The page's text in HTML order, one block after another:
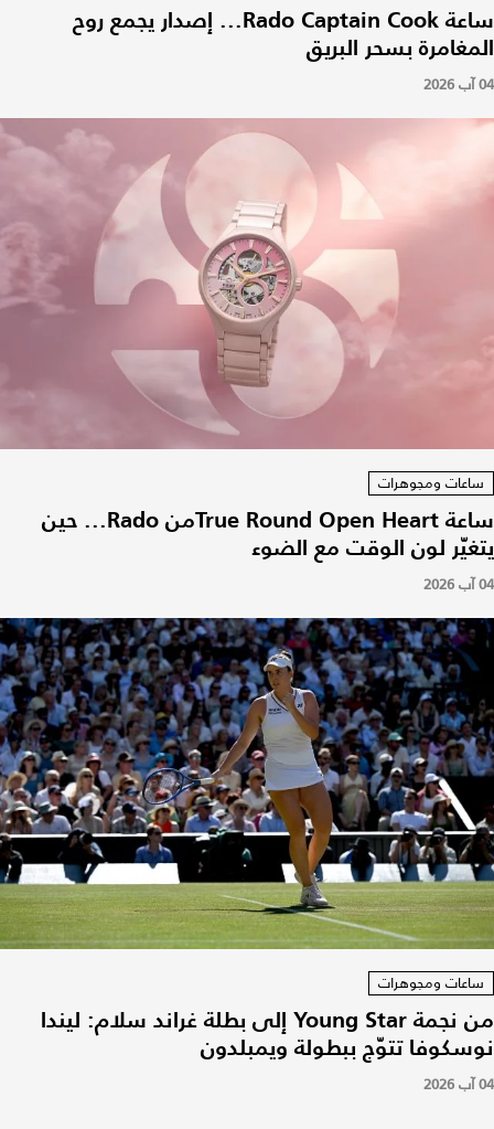
ساعة Rado Captain Cook... إصدار يجمع روح
المغامرة بسحر البريق
04 آب 2026
ساعات ومجوهرات
ساعة True Round Open Heartمن Rado... حين
يتغيّر لون الوقت مع الضوء
04 آب 2026
ساعات ومجوهرات
من نجمة Young Star إلى بطلة غراند سلام: ليندا
نوسكوفا تتوّج ببطولة ويمبلدون
04 آب 2026